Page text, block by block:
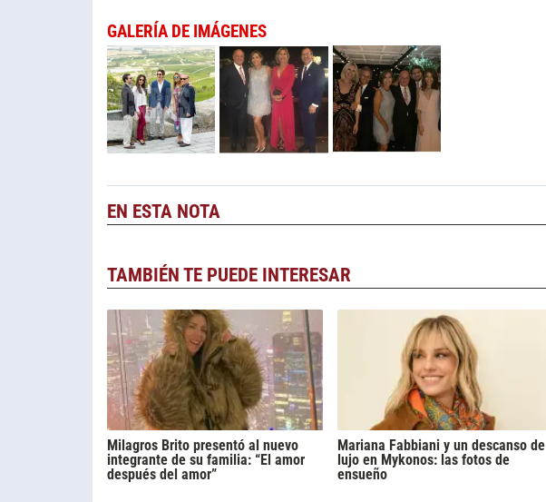
GALERÍA DE IMÁGENES
EN ESTA NOTA
TAMBIÉN TE PUEDE INTERESAR
Milagros Brito presentó al nuevo
integrante de su familia: “El amor
después del amor”
Mariana Fabbiani y un descanso de
lujo en Mykonos: las fotos de
ensueño